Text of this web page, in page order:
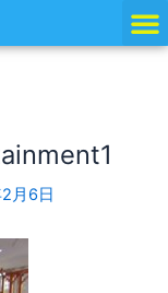
月6日